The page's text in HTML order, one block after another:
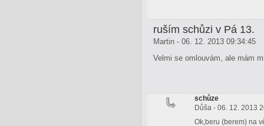
ruším schůzi v Pá 13.
Martin - 06. 12. 2013 09:34:45
Velmi se omlouvám, ale mám
schůze
Důša - 06. 12. 2013
Ok,beru (berem) na